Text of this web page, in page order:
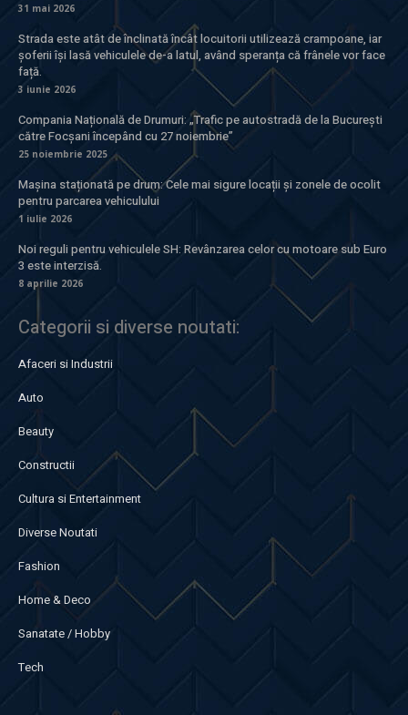
31 mai 2026
Strada este atât de înclinată încât locuitorii utilizează crampoane, iar
șoferii își lasă vehiculele de-a latul, având speranța că frânele vor face
față.
3 iunie 2026
Compania Națională de Drumuri: „Trafic pe autostradă de la București
către Focșani începând cu 27 noiembrie”
25 noiembrie 2025
Mașina staționată pe drum: Cele mai sigure locații și zonele de ocolit
pentru parcarea vehiculului
1 iulie 2026
Noi reguli pentru vehiculele SH: Revânzarea celor cu motoare sub Euro
3 este interzisă.
8 aprilie 2026
Categorii si diverse noutati:
Afaceri si Industrii
Auto
Beauty
Constructii
Cultura si Entertainment
Diverse Noutati
Fashion
Home & Deco
Sanatate / Hobby
Tech